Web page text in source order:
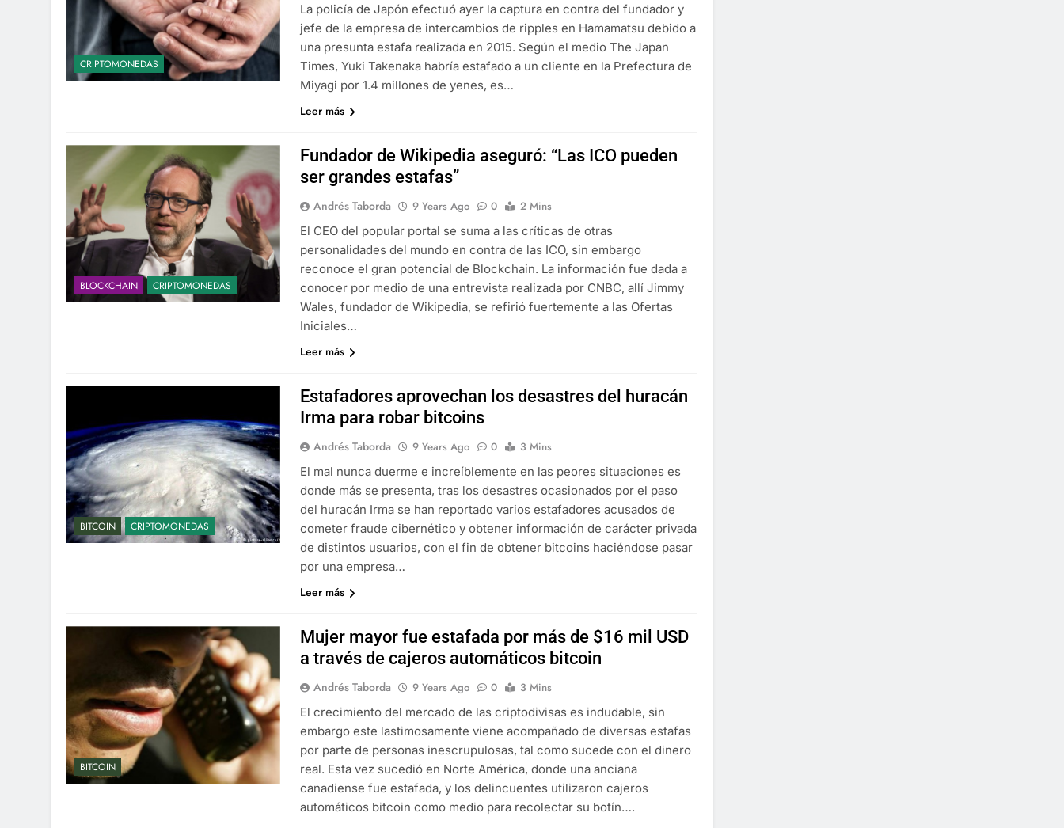
CRIPTOMONEDAS
La policía de Japón efectuó ayer la captura en contra del fundador y
jefe de la empresa de intercambios de ripples en Hamamatsu debido a
una presunta estafa realizada en 2015. Según el medio The Japan
Times, Yuki Takenaka habría estafado a un cliente en la Prefectura de
Miyagi por 1.4 millones de yenes, es…
Leer más
BLOCKCHAIN CRIPTOMONEDAS
Fundador de Wikipedia aseguró: “Las ICO pueden
ser grandes estafas”
Andrés Taborda 9 Years Ago 0
2 Mins
El CEO del popular portal se suma a las críticas de otras
personalidades del mundo en contra de las ICO, sin embargo
reconoce el gran potencial de Blockchain. La información fue dada a
conocer por medio de una entrevista realizada por CNBC, allí Jimmy
Wales, fundador de Wikipedia, se refirió fuertemente a las Ofertas
Iniciales…
Leer más
BITCOIN CRIPTOMONEDAS
Estafadores aprovechan los desastres del huracán
Irma para robar bitcoins
Andrés Taborda 9 Years Ago 0
3 Mins
El mal nunca duerme e increíblemente en las peores situaciones es
donde más se presenta, tras los desastres ocasionados por el paso
del huracán Irma se han reportado varios estafadores acusados de
cometer fraude cibernético y obtener información de carácter privada
de distintos usuarios, con el fin de obtener bitcoins haciéndose pasar
por una empresa…
Leer más
BITCOIN
Mujer mayor fue estafada por más de $16 mil USD
a través de cajeros automáticos bitcoin
Andrés Taborda 9 Years Ago 0
3 Mins
El crecimiento del mercado de las criptodivisas es indudable, sin
embargo este lastimosamente viene acompañado de diversas estafas
por parte de personas inescrupulosas, tal como sucede con el dinero
real. Esta vez sucedió en Norte América, donde una anciana
canadiense fue estafada, y los delincuentes utilizaron cajeros
automáticos bitcoin como medio para recolectar su botín….